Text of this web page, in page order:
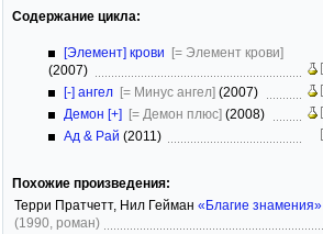
Содержание цикла:
[Элемент] крови [= Элемент крови]
(2007)
[-] ангел [= Минус ангел] (2007)
Демон [+] [= Демон плюс] (2008)
Ад & Рай (2011)
Похожие произведения:
Терри Пратчетт, Нил Гейман «Благие знамения»
(1990, роман)